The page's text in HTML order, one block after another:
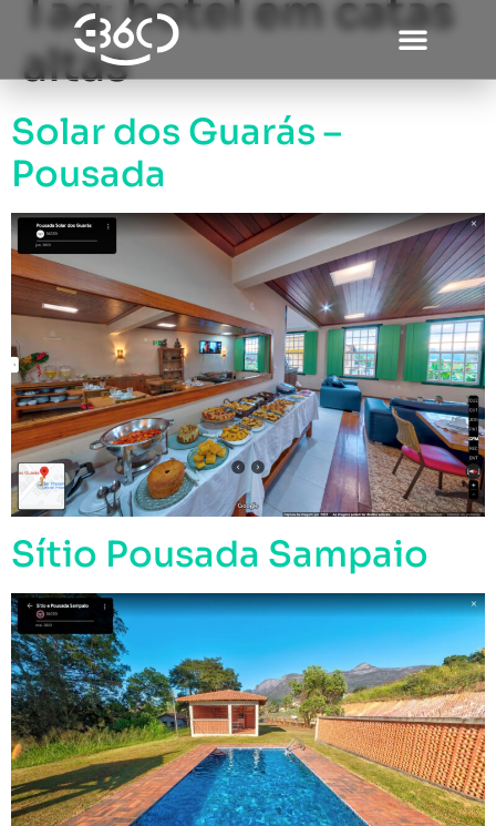
Tag:hotel em catas
altas
Solar dos Guarás –
Pousada
Sítio Pousada Sampaio